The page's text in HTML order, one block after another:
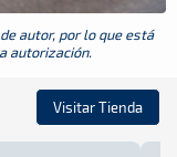
autor, por lo que está
autorización.
Visitar Tienda